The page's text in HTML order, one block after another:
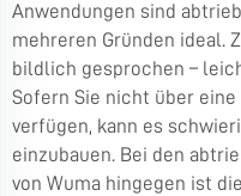
Anwendungen sind
mehreren Gründen ideal.
bildlich gesprochen –
Sofern Sie nicht über
verfügen, kann es
einzubauen. Bei den
von Wuma hingegen ist